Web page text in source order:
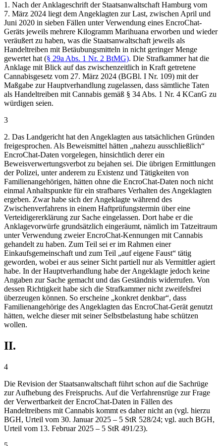
1. Nach der Anklageschrift der Staatsanwaltschaft Hamburg vom
7. März 2024 liegt dem Angeklagten zur Last, zwischen April und
Juni 2020 in sieben Fällen unter Verwendung eines EncroChat-
Geräts jeweils mehrere Kilogramm Marihuana erworben und wieder
veräußert zu haben, was die Staatsanwaltschaft jeweils als
Handeltreiben mit Betäubungsmitteln in nicht geringer Menge
gewertet hat (§ 29a Abs. 1 Nr. 2 BtMG). Die Strafkammer hat die
Anklage mit Blick auf das zwischenzeitlich in Kraft getretene
Cannabisgesetz vom 27. März 2024 (BGBl. I Nr. 109) mit der
Maßgabe zur Hauptverhandlung zugelassen, dass sämtliche Taten
als Handeltreiben mit Cannabis gemäß § 34 Abs. 1 Nr. 4 KCanG zu
würdigen seien.
3
2. Das Landgericht hat den Angeklagten aus tatsächlichen Gründen
freigesprochen. Als Beweismittel hätten „nahezu ausschließlich“
EncroChat-Daten vorgelegen, hinsichtlich derer ein
Beweisverwertungsverbot zu bejahen sei. Die übrigen Ermittlungen
der Polizei, unter anderem zu Existenz und Tätigkeiten von
Familienangehörigen, hätten ohne die EncroChat-Daten noch nicht
einmal Anhaltspunkte für ein strafbares Verhalten des Angeklagten
ergeben. Zwar habe sich der Angeklagte während des
Zwischenverfahrens in einem Haftprüfungstermin über eine
Verteidigererklärung zur Sache eingelassen. Dort habe er die
Anklagevorwürfe grundsätzlich eingeräumt, nämlich im Tatzeitraum
unter Verwendung zweier EncroChat-Kennungen mit Cannabis
gehandelt zu haben. Zum Teil sei er im Rahmen einer
Einkaufsgemeinschaft und zum Teil „auf eigene Faust“ tätig
geworden, wobei er aus seiner Sicht partiell nur als Vermittler agiert
habe. In der Hauptverhandlung habe der Angeklagte jedoch keine
Angaben zur Sache gemacht und das Geständnis widerrufen. Von
dessen Richtigkeit habe sich die Strafkammer nicht zweifelsfrei
überzeugen können. So erscheine „konkret denkbar“, dass
Familienangehörige des Angeklagten das EncroChat-Gerät genutzt
hätten, welche dieser mit seiner Selbstbelastung habe schützen
wollen.
II.
4
Die Revision der Staatsanwaltschaft führt schon auf die Sachrüge
zur Aufhebung des Freispruchs. Auf die Verfahrensrüge zur Frage
der Verwertbarkeit der EncroChat-Daten in Fällen des
Handeltreibens mit Cannabis kommt es daher nicht an (vgl. hierzu
BGH, Urteil vom 30. Januar 2025 – 5 StR 528/24; vgl. auch BGH,
Urteil vom 13. Februar 2025 – 5 StR 491/23).